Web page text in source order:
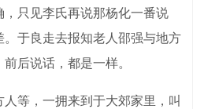
只见李氏再说那杨化一番说
于良走去报知老人邵强与地方
后说话，都是一样。
等，一拥来到于大郊家里，叫